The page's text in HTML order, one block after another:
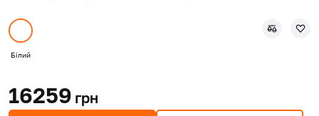
Білий
16259 грн